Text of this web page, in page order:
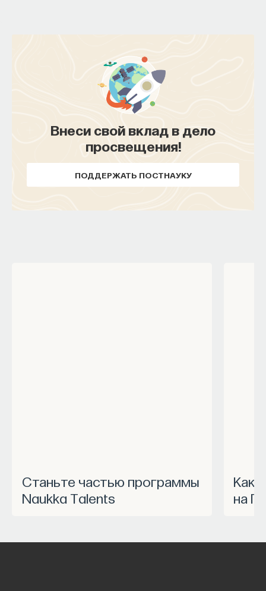
Внеси свой вклад в дело
просвещения!
ПОДДЕРЖАТЬ ПОСТНАУКУ
Станьте частью программы
Naukka Talents
Как запустить спецпроект
на